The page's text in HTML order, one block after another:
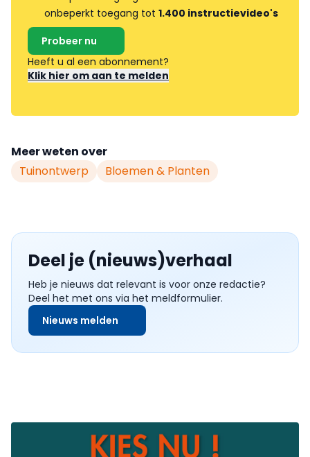
onbeperkt toegang tot 1.400 instructievideo's
Probeer nu
Heeft u al een abonnement?
Klik hier om aan te melden
Meer weten over
Tuinontwerp
Bloemen & Planten
Deel je (nieuws)verhaal
Heb je nieuws dat relevant is voor onze redactie?
Deel het met ons via het meldformulier.
Nieuws melden